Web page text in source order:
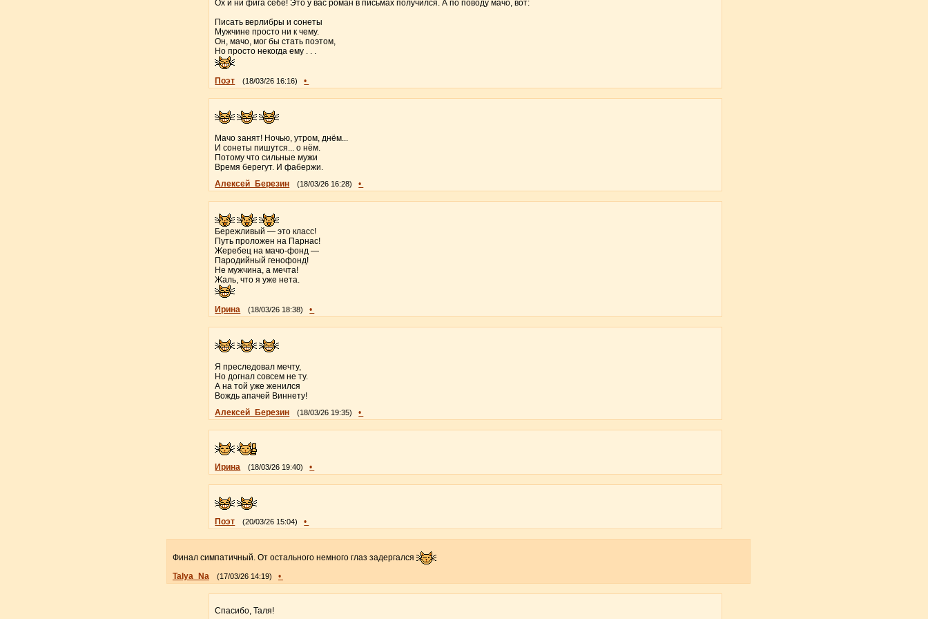
Ох и ни фига себе! Это у вас роман в письмах получился. А по поводу мачо, вот:
Писать верлибры и сонеты
Мужчине просто ни к чему.
Он, мачо, мог бы стать поэтом,
Но просто некогда ему . . .
Поэт (18/03/26 16:16) •
Мачо занят! Ночью, утром, днём...
И сонеты пишутся... о нём.
Потому что сильные мужи
Время берегут. И фабержи.
Алексей_Березин
(18/03/26 16:28) •
Бережливый — это класс!
Путь проложен на Парнас!
Жеребец на мачо-фонд —
Пародийный генофонд!
Не мужчина, а мечта!
Жаль, что я уже нета.
Ирина (18/03/26 18:38) •
Я преследовал мечту,
Но догнал совсем не ту.
А на той уже женился
Вождь апачей Виннету!
Алексей_Березин
(18/03/26 19:35) •
Ирина (18/03/26 19:40) •
Поэт (20/03/26 15:04) •
Финал симпатичный. От остального немного глаз задергался
Talya_Na
(17/03/26 14:19) •
Спасибо, Таля!